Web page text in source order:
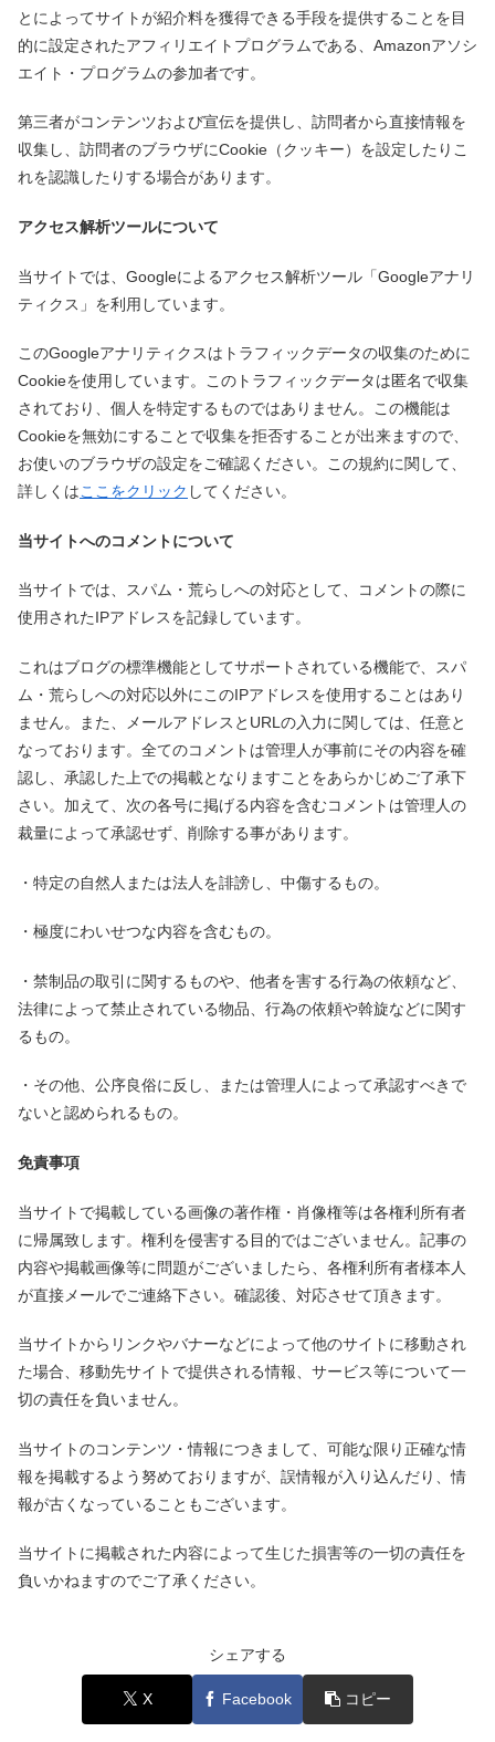
とによってサイトが紹介料を獲得できる手段を提供することを目
的に設定されたアフィリエイトプログラムである、Amazonアソシ
エイト・プログラムの参加者です。
第三者がコンテンツおよび宣伝を提供し、訪問者から直接情報を
収集し、訪問者のブラウザにCookie（クッキー）を設定したりこ
れを認識したりする場合があります。
アクセス解析ツールについて
当サイトでは、Googleによるアクセス解析ツール「Googleアナリ
ティクス」を利用しています。
このGoogleアナリティクスはトラフィックデータの収集のために
Cookieを使用しています。このトラフィックデータは匿名で収集
されており、個人を特定するものではありません。この機能は
Cookieを無効にすることで収集を拒否することが出来ますので、
お使いのブラウザの設定をご確認ください。この規約に関して、
詳しくはここをクリック してください。
当サイトへのコメントについて
当サイトでは、スパム・荒らしへの対応として、コメントの際に
使用されたIPアドレスを記録しています。
これはブログの標準機能としてサポートされている機能で、スパ
ム・荒らしへの対応以外にこのIPアドレスを使用することはあり
ません。また、メールアドレスとURLの入力に関しては、任意と
なっております。全てのコメントは管理人が事前にその内容を確
認し、承認した上での掲載となりますことをあらかじめご了承下
さい。加えて、次の各号に掲げる内容を含むコメントは管理人の
裁量によって承認せず、削除する事があります。
・特定の自然人または法人を誹謗し、中傷するもの。
・極度にわいせつな内容を含むもの。
・禁制品の取引に関するものや、他者を害する行為の依頼など、
法律によって禁止されている物品、行為の依頼や斡旋などに関す
るもの。
・その他、公序良俗に反し、または管理人によって承認すべきで
ないと認められるもの。
免責事項
当サイトで掲載している画像の著作権・肖像権等は各権利所有者
に帰属致します。権利を侵害する目的ではございません。記事の
内容や掲載画像等に問題がございましたら、各権利所有者様本人
が直接メールでご連絡下さい。確認後、対応させて頂きます。
当サイトからリンクやバナーなどによって他のサイトに移動され
た場合、移動先サイトで提供される情報、サービス等について一
切の責任を負いません。
当サイトのコンテンツ・情報につきまして、可能な限り正確な情
報を掲載するよう努めておりますが、誤情報が入り込んだり、情
報が古くなっていることもございます。
当サイトに掲載された内容によって生じた損害等の一切の責任を
負いかねますのでご了承ください。
シェアする
X Facebook コピー